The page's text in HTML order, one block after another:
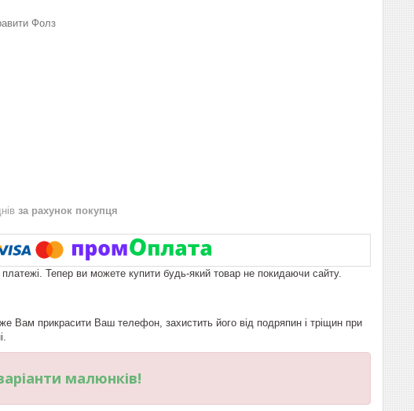
Фолз
за рахунок покупця
платежі. Тепер ви можете купити будь-який товар не покидаючи сайту.
Вам прикрасити Ваш телефон, захистить його від подряпин і тріщин при
малюнків!